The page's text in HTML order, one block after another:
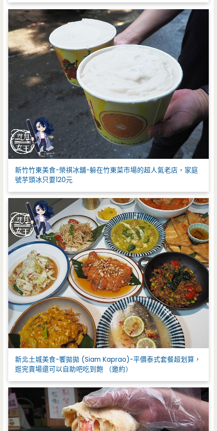
新竹竹東美食-榮祺冰舖-躲在竹東菜市場的超人氣老店，家庭
號芋頭冰只要120元
新北土城美食-饗拋拋 (Siam Kaprao)-平價泰式套餐超划算，
逛完賣場還可以自助吧吃到飽 （邀約）